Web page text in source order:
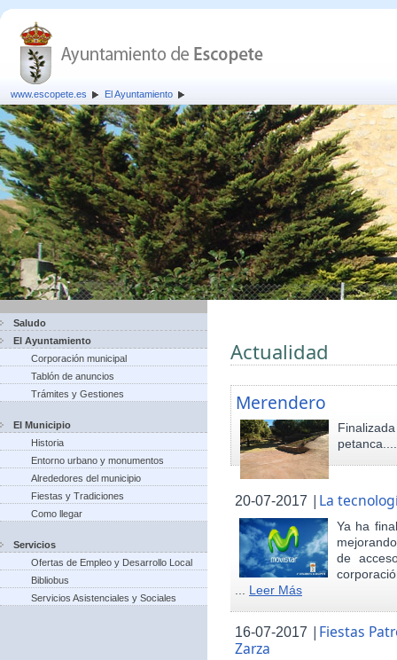
www.escopete.es El Ayuntamiento
Saludo
El Ayuntamiento
Corporación municipal
Tablón de anuncios
Trámites y Gestiones
El Municipio
Historia
Entorno urbano y monumentos
Alrededores del municipio
Fiestas y Tradiciones
Como llegar
Servicios
Ofertas de Empleo y Desarrollo Local
Bibliobus
Servicios Asistenciales y Sociales
Actualidad
Merendero
20-07-2017 | La
Ya ha
de
Leer Más
16-07-2017 | Fiestas
Zarza